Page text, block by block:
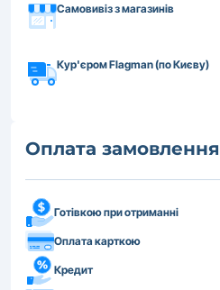
Самовивіз з магазинів
Кур'єром Flagman (по Києву)
Оплата замовлення
Готівкою при отриманні
Оплата карткою
Кредит